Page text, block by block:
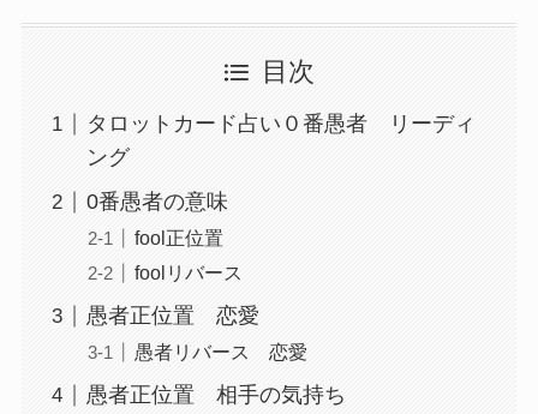
目次
タロットカード占い０番愚者 リーディ
ング
0番愚者の意味
fool正位置
foolリバース
愚者正位置 恋愛
愚者リバース 恋愛
愚者正位置 相手の気持ち